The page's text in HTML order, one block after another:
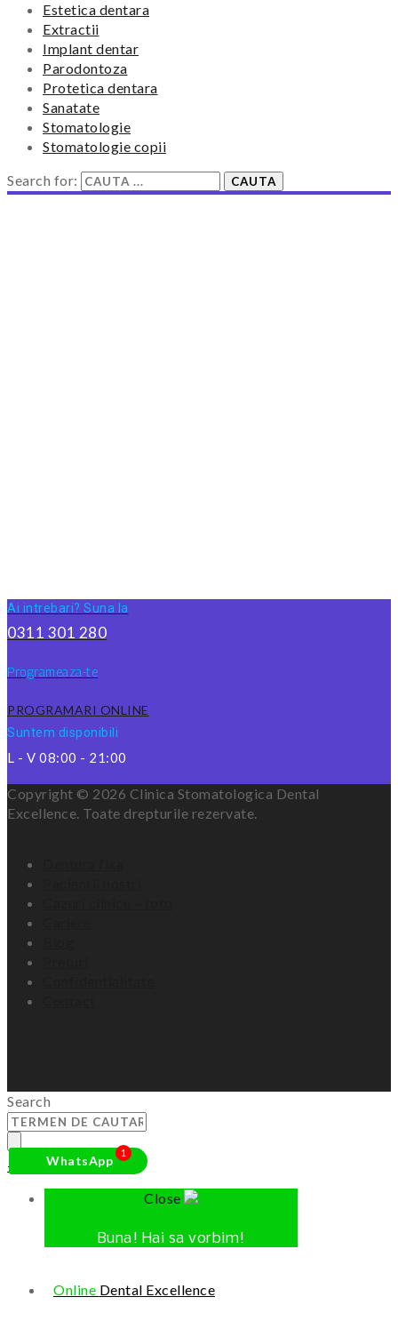
Estetica dentara
Extractii
Implant dentar
Parodontoza
Protetica dentara
Sanatate
Stomatologie
Stomatologie copii
Search for:
Ai intrebari? Suna la
0311 301 280
Programeaza-te
PROGRAMARI ONLINE
Suntem disponibili
L - V 08:00 - 21:00
Copyright © 2026 Clinica Stomatologica Dental
Excellence. Toate drepturile rezervate.
Search
+ WhatsApp
1
Close
Buna! Hai sa vorbim!
Online Dental Excellence